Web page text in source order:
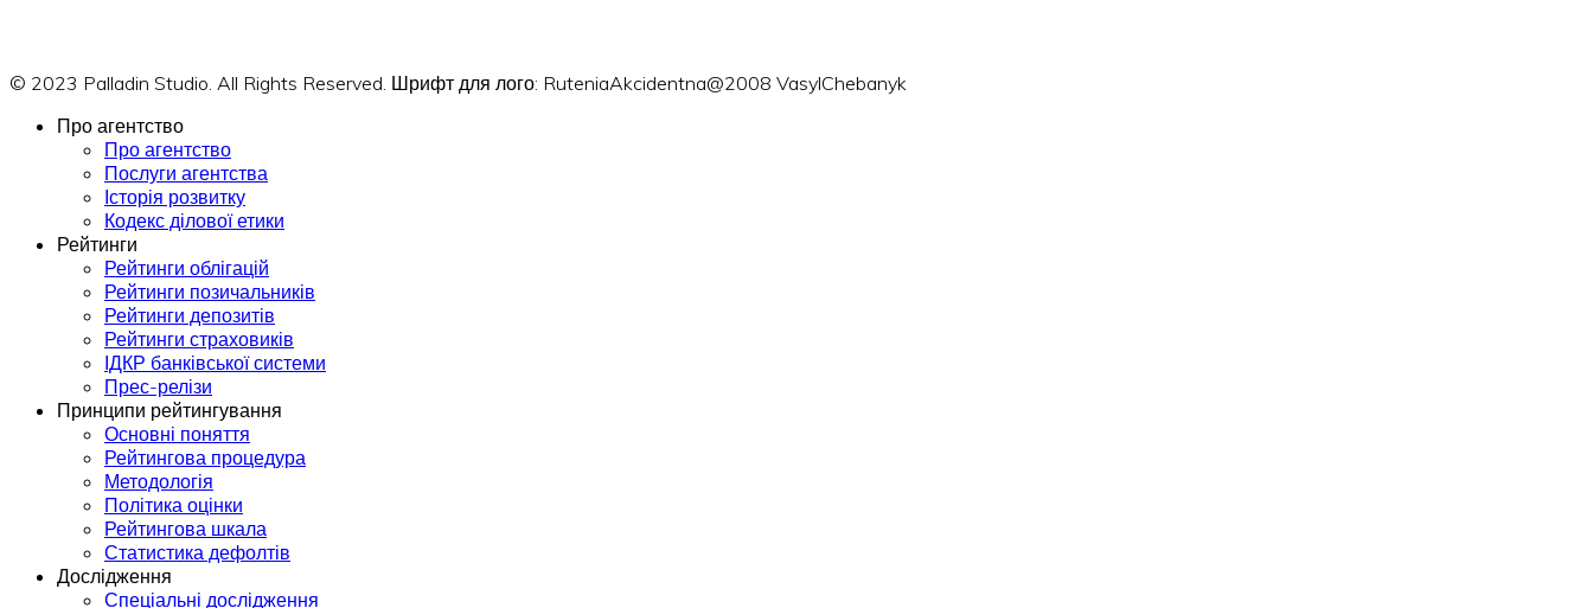
© 2023 Palladin Studio. All Rights Reserved. Шрифт для лого: RuteniaAkcidentna@2008 VasylChebanyk
Про агентство
Про агентство
Послуги агентства
Історія розвитку
Кодекс ділової етики
Рейтинги
Рейтинги облігацій
Рейтинги позичальників
Рейтинги депозитів
Рейтинги страховиків
ІДКР банківської системи
Прес-релізи
Принципи рейтингування
Основні поняття
Рейтингова процедура
Методологія
Політика оцінки
Рейтингова шкала
Статистика дефолтів
Дослідження
Спеціальні дослідження